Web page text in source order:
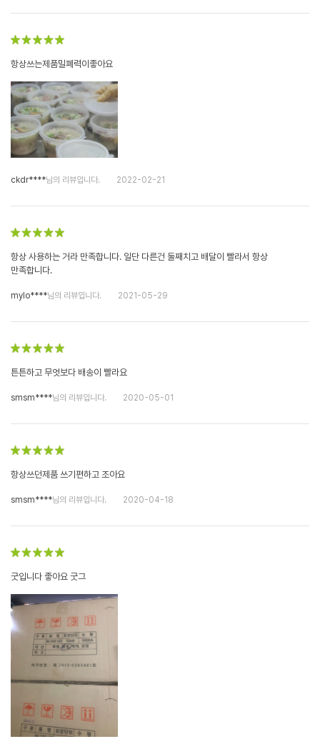
항상쓰는제품밀폐력이좋아요
ckdr****님의 리뷰입니다. 2022-02-21
항상 사용하는 거라 만족합니다. 일단 다른건 둘째치고 배달이 빨라서 항상
만족합니다.
mylo****님의 리뷰입니다. 2021-05-29
튼튼하고 무엇보다 배송이 빨라요
smsm****님의 리뷰입니다. 2020-05-01
항상쓰던제품 쓰기편하고 조아요
smsm****님의 리뷰입니다. 2020-04-18
굿입니다 좋아요 굿그